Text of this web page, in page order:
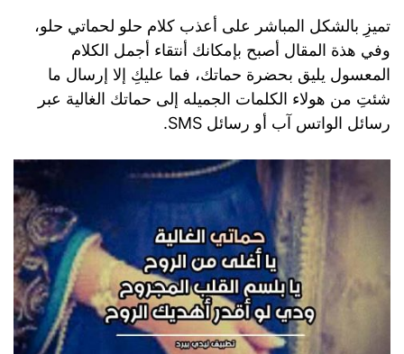
تميزِ بالشكل المباشر على أعذب كلام حلو لحماتي حلو،
وفي هذة المقال أصبح بإمكانك أنتقاء أجمل الكلام
المعسول يليق بحضرة حماتك، فما عليكِ إلا إرسال ما
شئتِ من هولاء الكلمات الجميله إلى حماتك الغالية عبر
رسائل الواتس آب أو رسائل SMS.